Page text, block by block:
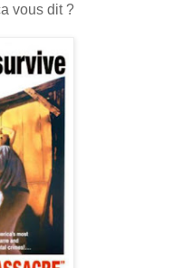
vous dit ?